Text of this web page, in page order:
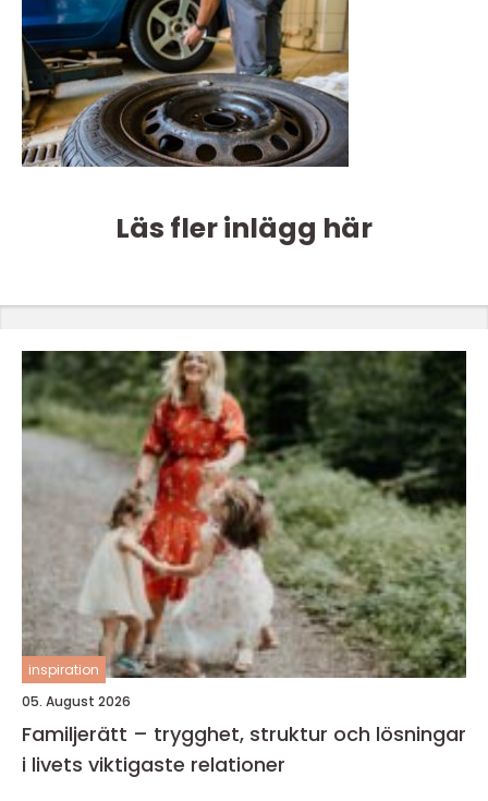
Läs fler inlägg här
inspiration
05. August 2026
Familjerätt – trygghet, struktur och lösningar
i livets viktigaste relationer